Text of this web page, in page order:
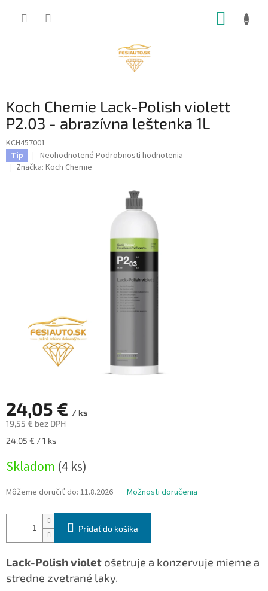
Koch Chemie Lack-Polish violett
P2.03 - abrazívna leštenka 1L
KCH457001
Tip
Priemerné
hodnotenie
Neohodnotené Podrobnosti hodnotenia
Značka: Koch Chemie
24,05 € / ks
19,55 € bez DPH
Jednotková
24,05 € / 1 ks
Skladom (4 ks)
Môžeme doručiť do: 11.8.2026 Možnosti doručenia
Pridať do košíka
Lack-Polish violet ošetruje a konzervuje mierne a
stredne zvetrané laky.